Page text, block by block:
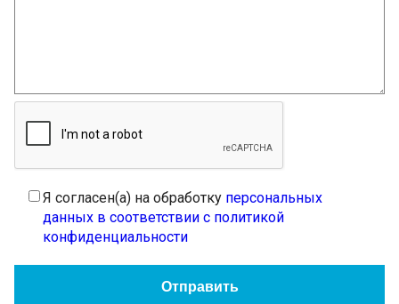
Я согласен(а) на обработку персональных
данных в соответствии с политикой
конфиденциальности